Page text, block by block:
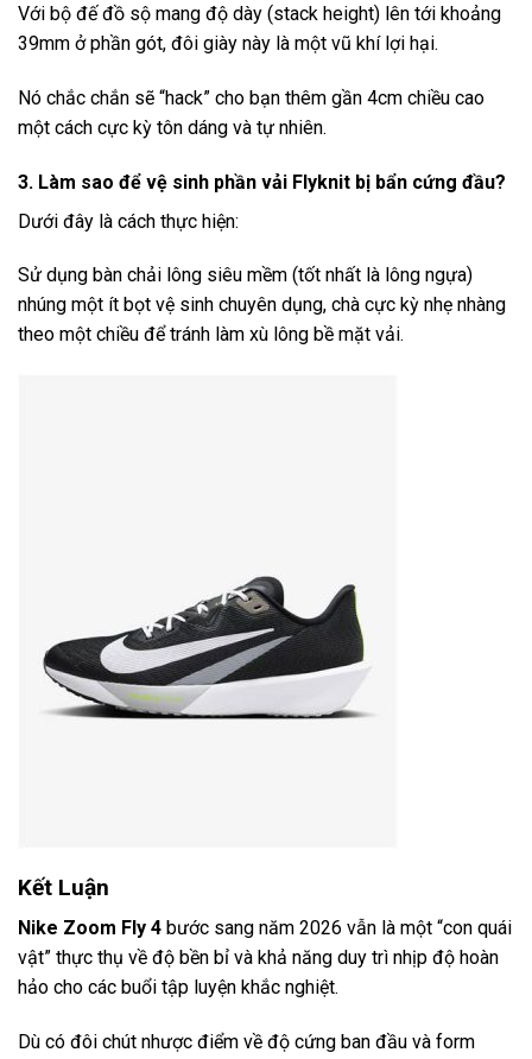
Với bộ đế đồ sộ mang độ dày (stack height) lên tới khoảng
39mm ở phần gót, đôi giày này là một vũ khí lợi hại.
Nó chắc chắn sẽ “hack” cho bạn thêm gần 4cm chiều cao
một cách cực kỳ tôn dáng và tự nhiên.
3. Làm sao để vệ sinh phần vải Flyknit bị bẩn cứng đầu?
Dưới đây là cách thực hiện:
Sử dụng bàn chải lông siêu mềm (tốt nhất là lông ngựa)
nhúng một ít bọt vệ sinh chuyên dụng, chà cực kỳ nhẹ nhàng
theo một chiều để tránh làm xù lông bề mặt vải.
Kết Luận
Nike Zoom Fly 4 bước sang năm 2026 vẫn là một “con quái
vật” thực thụ về độ bền bỉ và khả năng duy trì nhịp độ hoàn
hảo cho các buổi tập luyện khắc nghiệt.
Dù có đôi chút nhược điểm về độ cứng ban đầu và form